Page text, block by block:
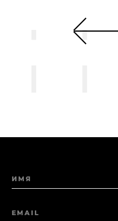
ИМЯ
EMAIL